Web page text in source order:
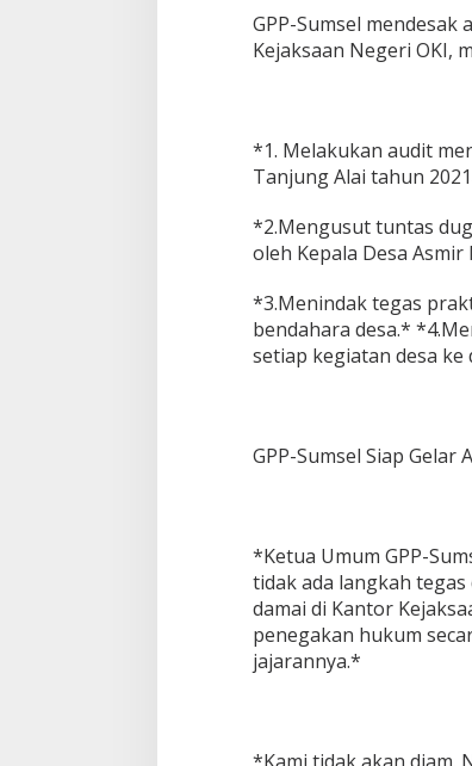
GPP-Sumsel
Kejaksaan Negeri OKI,
*1. Melakukan audit
Tanjung Alai tahun
*2.Mengusut tuntas
oleh Kepala Desa
*3.Menindak tegas
bendahara desa.*
setiap kegiatan desa ke
GPP-Sumsel Siap
*Ketua Umum GPP-
tidak ada langkah
damai di Kantor
penegakan hukum
jajarannya.*